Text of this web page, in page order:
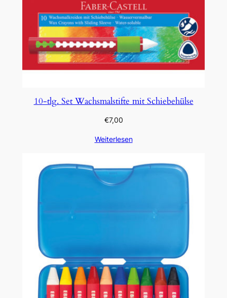
10-tlg. Set Wachsmalstifte mit Schiebehülse
€7,00
Weiterlesen